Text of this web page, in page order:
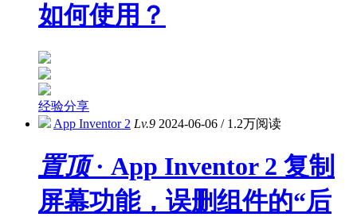
如何使用？
经验分享
App Inventor 2 Lv.9 2024-06-06 /1.2万阅读
置顶· App Inventor 2 复制
屏幕功能，误删组件的“后